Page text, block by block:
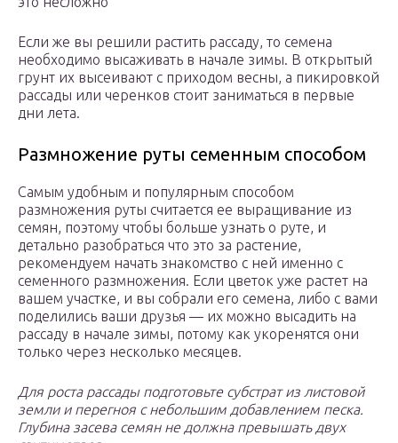
Если же вы решили растить рассаду, то семена
необходимо высаживать в начале зимы. В открытый
грунт их высеивают с приходом весны, а пикировкой
рассады или черенков стоит заниматься в первые
дни лета.
Размножение руты семенным способом
Самым удобным и популярным способом
размножения руты считается ее выращивание из
семян, поэтому чтобы больше узнать о руте, и
детально разобраться что это за растение,
рекомендуем начать знакомство с ней именно с
семенного размножения. Если цветок уже растет на
вашем участке, и вы собрали его семена, либо с вами
поделились ваши друзья — их можно высадить на
рассаду в начале зимы, потому как укоренятся они
только через несколько месяцев.
Для роста рассады подготовьте субстрат из листовой
земли и перегноя с небольшим добавлением песка.
Глубина засева семян не должна превышать двух